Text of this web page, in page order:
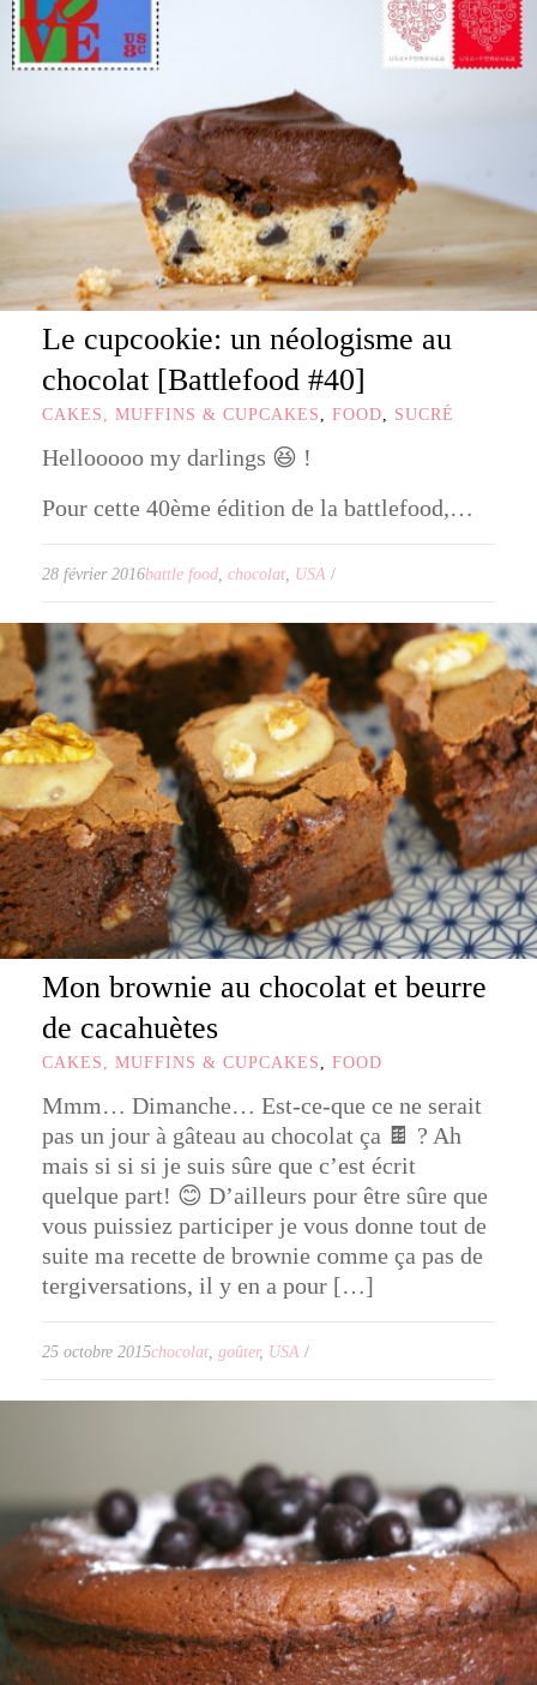
Le cupcookie: un néologisme au
chocolat [Battlefood #40]
CAKES, MUFFINS & CUPCAKES , FOOD, SUCRÉ
Hellooooo my darlings 😆 !
Pour cette 40ème édition de la battlefood,…
28 février 2016battle food, chocolat, USA /
Mon brownie au chocolat et beurre
de cacahuètes
CAKES, MUFFINS & CUPCAKES , FOOD
Mmm… Dimanche… Est-ce-que ce ne serait
pas un jour à gâteau au chocolat ça 🍫 ? Ah
mais si si si je suis sûre que c’est écrit
quelque part! 😊 D’ailleurs pour être sûre que
vous puissiez participer je vous donne tout de
suite ma recette de brownie comme ça pas de
tergiversations, il y en a pour […]
25 octobre 2015chocolat, goûter, USA /